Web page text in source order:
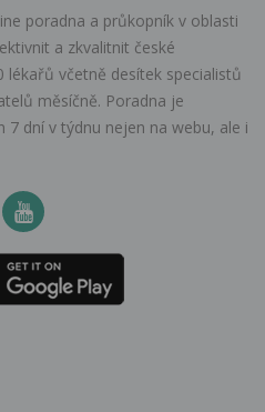
poradna a průkopník v oblasti
a zkvalitnit české
lékařů včetně desítek specialistů
měsíčně. Poradna je
7 dní v týdnu nejen na webu, ale i